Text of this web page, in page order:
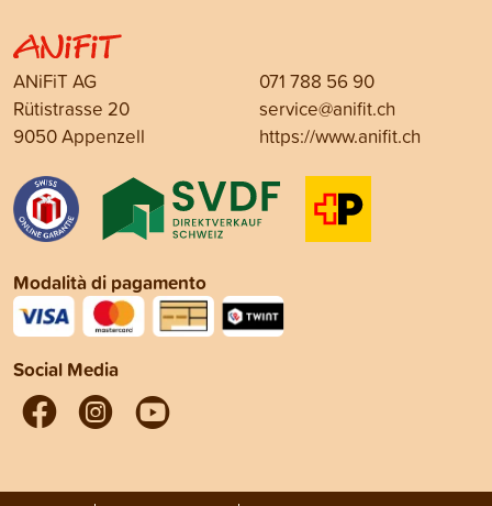
ANiFiT AG
Rütistrasse 20
9050 Appenzell
071 788 56 90
service@anifit.ch
https://www.anifit.ch
Modalità di pagamento
Social Media